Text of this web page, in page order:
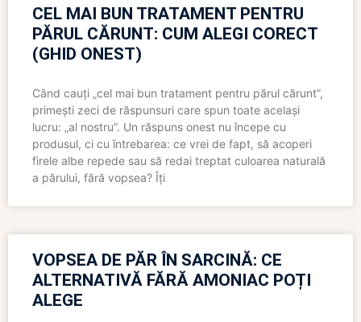
CEL MAI BUN TRATAMENT PENTRU
PĂRUL CĂRUNT: CUM ALEGI CORECT
(GHID ONEST)
Când cauți „cel mai bun tratament pentru părul cărunt”,
primești zeci de răspunsuri care spun toate același
lucru: „al nostru”. Un răspuns onest nu începe cu
produsul, ci cu întrebarea: ce vrei de fapt, să acoperi
firele albe repede sau să redai treptat culoarea naturală
a părului, fără vopsea? Îți
VOPSEA DE PĂR ÎN SARCINĂ: CE
ALTERNATIVĂ FĂRĂ AMONIAC POȚI
ALEGE